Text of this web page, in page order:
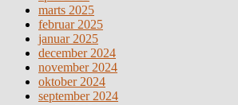
marts 2025
februar 2025
januar 2025
december 2024
november 2024
oktober 2024
september 2024